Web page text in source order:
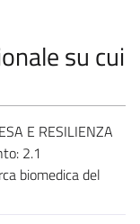
su cui
E RESILIENZA
2.1
biomedica del